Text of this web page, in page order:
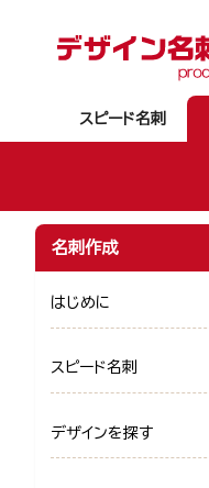
スピード名刺
名刺作成
はじめに
スピード名刺
デザインを探す